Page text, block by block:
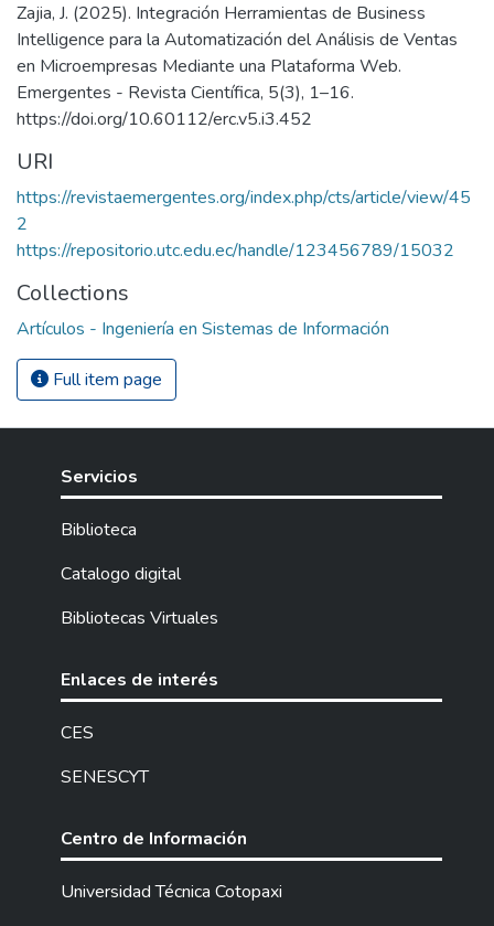
Zajia, J. (2025). Integración Herramientas de Business
Intelligence para la Automatización del Análisis de Ventas
en Microempresas Mediante una Plataforma Web.
Emergentes - Revista Científica, 5(3), 1–16.
https://doi.org/10.60112/erc.v5.i3.452
URI
https://revistaemergentes.org/index.php/cts/article/view/45
2
https://repositorio.utc.edu.ec/handle/123456789/15032
Collections
Artículos - Ingeniería en Sistemas de Información
Full item page
Servicios
Biblioteca
Catalogo digital
Bibliotecas Virtuales
Enlaces de interés
CES
SENESCYT
Centro de Información
Universidad Técnica Cotopaxi